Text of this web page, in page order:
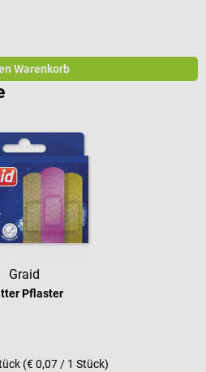
Warenkorb
Graid
Pflaster
(€ 0,07 / 1 Stück)